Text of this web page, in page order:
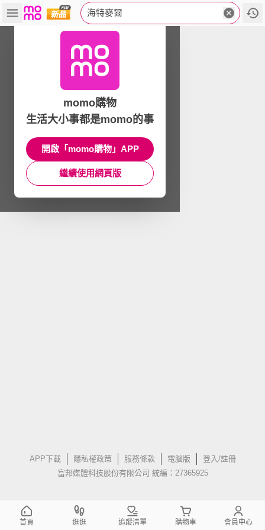
海特麥爾
APP下載 隱私權政策 服務條款 電腦版
登入/註冊
富邦媒體科技股份有限公司 統編：27365925
momo購物
生活大小事都是momo的事
開啟「momo購物」APP
繼續使用網頁版
首頁 逛逛 追蹤清單 購物車 會員中心